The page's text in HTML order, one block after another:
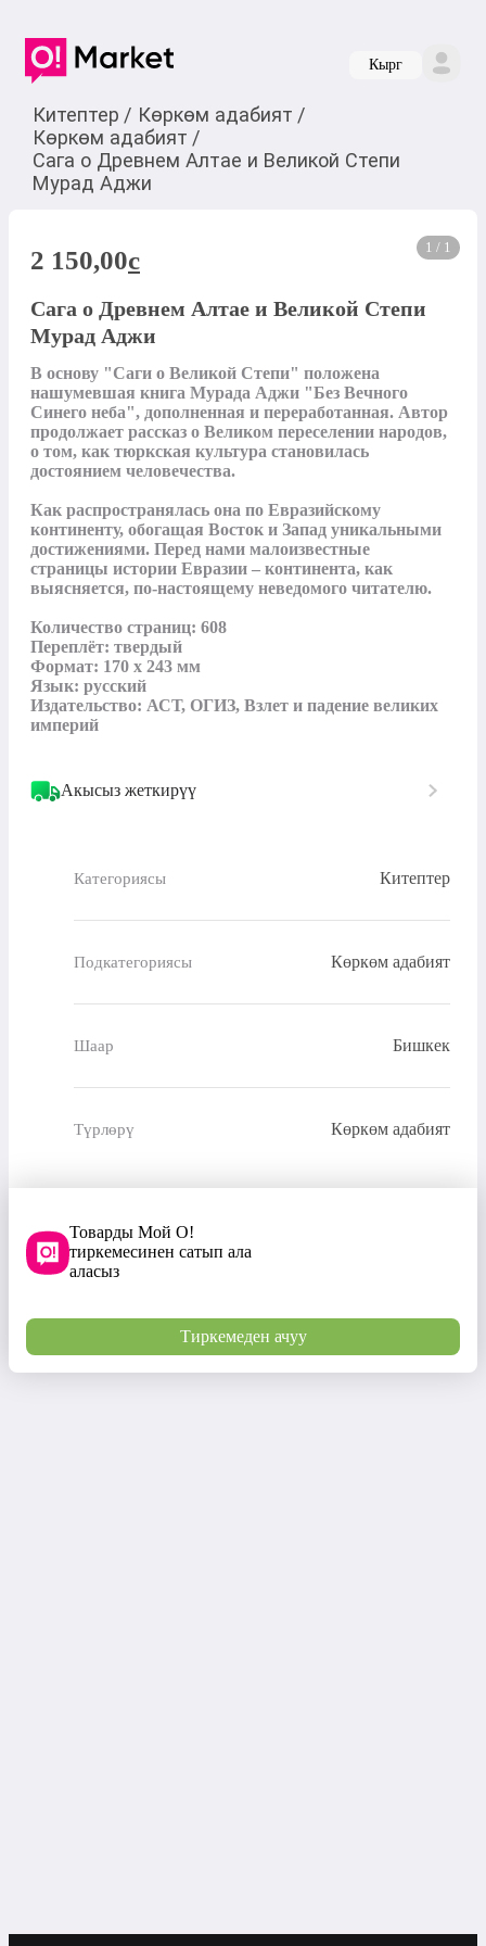
Кырг
Китептер / Көркөм адабият /
Көркөм адабият /
Сага о Древнем Алтае и Великой Степи
Мурад Аджи
1 / 1
2 150,00c
Сага о Древнем Алтае и Великой Степи
Мурад Аджи
В основу "Саги о Великой Степи" положена
нашумевшая книга Мурада Аджи "Без Вечного
Синего неба", дополненная и переработанная. Автор
продолжает рассказ о Великом переселении народов,
о том, как тюркская культура становилась
достоянием человечества.
Как распространялась она по Евразийскому
континенту, обогащая Восток и Запад уникальными
достижениями. Перед нами малоизвестные
страницы истории Евразии – континента, как
выясняется, по-настоящему неведомого читателю.
Количество страниц: 608
Переплёт: твердый
Формат: 170 х 243 мм
Язык: русский
Издательство: АСТ, ОГИЗ, Взлет и падение великих
империй
Акысыз жеткирүү
Категориясы Китептер
Подкатегориясы Көркөм адабият
Шаар Бишкек
Түрлөрү Көркөм адабият
Товарды Мой О!
тиркемесинен сатып ала
аласыз
Тиркемеден ачуу